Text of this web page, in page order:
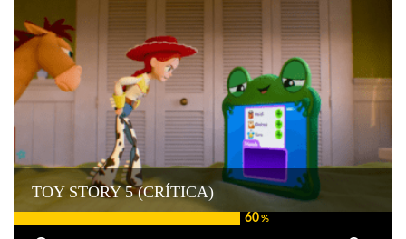
60%
TOY STORY 5 (CRÍTICA)